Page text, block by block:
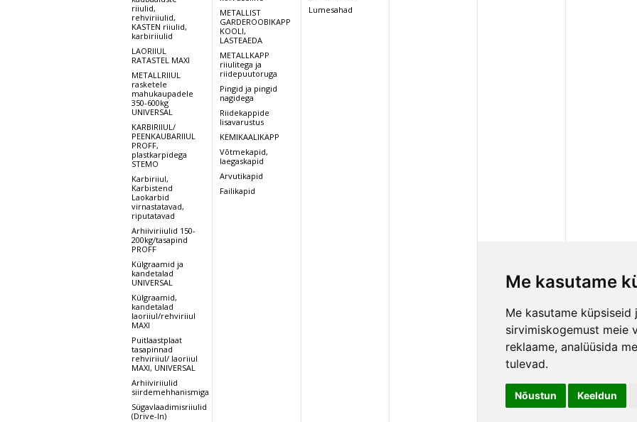
Me kasutame
Me kasutame
sirvimiskogemust meie
reklaame, analüüsida
tulevad.
Nõustun Keeldun
riiulid,
rehviriiulid,
KASTEN riiulid,
karbiriiulid
LAORIIUL
RATASTEL MAXI
METALLRIIUL
rasketele
mahukaupadele
350-600kg
UNIVERSAL
KARBIRIIUL/
PEENKAUBARIIUL
PROFF,
plastkarpidega
STEMO
Karbiriiul,
Karbistend
Laokarbid
virnastatavad,
riputatavad
Arhiiviriiulid 150-
200kg/tasapind
PROFF
Külgraamid ja
kandetalad
UNIVERSAL
Külgraamid,
kandetalad
laoriiul/rehviriiul
MAXI
Puitlaastplaat
tasapinnad
rehviriiul/ laoriiul
MAXI, UNIVERSAL
Arhiiviriiulid
siirdemehhanismiga
Sügavlaadimisriiulid
(Drive-In)
METALLIST
GARDEROOBIKAPP
KOOLI,
LASTEAEDA
METALLKAPP
riiulitega ja
riidepuutoruga
Pingid ja pingid
nagidega
Riidekappide
lisavarustus
KEMIKAALIKAPP
Võtmekapid,
laegaskapid
Arvutikapid
Failikapid
Lumesahad